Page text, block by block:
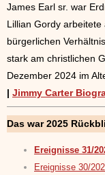
James Earl sr. war
Lillian Gordy
bürgerlichen
stark am christlichen
Dezember 2024 im
| Jimmy Carter
Das war 2025
Ereignisse 31/
Ereignisse 30/